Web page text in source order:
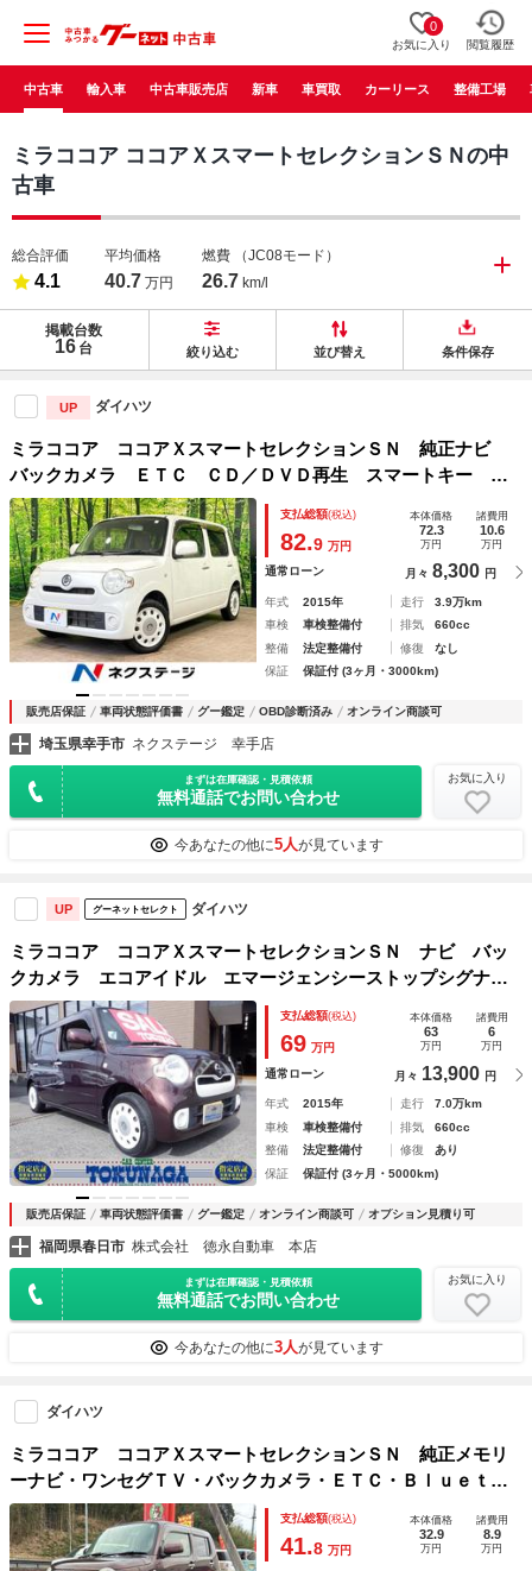
0
お気に入り 閲覧履歴
中古車 輸入車 中古車販売店 新車 車買取 カーリース 整備工場
ミラココア ココアＸスマートセレクションＳＮの中
古車
総合評価
4.1
平均価格
40.7 万円
燃費 （JC08モード）
26.7 km/l
掲載台数
16 台 絞り込む 並び替え 条件保存
UP ダイハツ
ミラココア ココアＸスマートセレクションＳＮ 純正ナビ
バックカメラ ＥＴＣ ＣＤ／ＤＶＤ再生 スマートキー オ
ートエアコン ワンセグ アイドリングストップ ヘッドライ
トレベライザー
支払総額(税込)
82.9 万円
本体価格
72.3
万円
諸費用
10.6
万円
通常ローン 月々 8,300 円
年式 2015年 走行
3.9万km
車検
車検整備付 排気
660cc
整備
法定整備付 修復
なし
保証
保証付 (3ヶ月・3000km)
販売店保証 車両状態評価書 グー鑑定 OBD診断済み オンライン商談可
埼玉県幸手市 ネクステージ 幸手店
まずは在庫確認・見積依頼
無料通話でお問い合わせ
お気に入り
今あなたの他に5人が見ています
UP グーネットセレクト ダイハツ
ミラココア ココアＸスマートセレクションＳＮ ナビ バッ
クカメラ エコアイドル エマージェンシーストップシグナ
ル 電動格納ミラー ベンチシート インテリジェントキー
スマートキー メーカーオプションカラー 水冷直列３気筒Ｄ
ＯＨＣ１２バルブエンジン
支払総額(税込)
69 万円
本体価格
63
万円
諸費用
6
万円
通常ローン 月々 13,900 円
年式 2015年 走行
7.0万km
車検
車検整備付 排気
660cc
整備
法定整備付 修復
あり
保証
保証付 (3ヶ月・5000km)
販売店保証 車両状態評価書 グー鑑定 オンライン商談可 オプション見積り可
福岡県春日市 株式会社 徳永自動車 本店
まずは在庫確認・見積依頼
無料通話でお問い合わせ
お気に入り
今あなたの他に3人が見ています
ダイハツ
ミラココア ココアＸスマートセレクションＳＮ 純正メモリ
ーナビ・ワンセグＴＶ・バックカメラ・ＥＴＣ・Ｂｌｕｅｔｏ
ｏｔｈ・ＣＤ／ＤＶＤ・スマートキー
支払総額(税込)
41.8 万円
本体価格
32.9
万円
諸費用
8.9
万円